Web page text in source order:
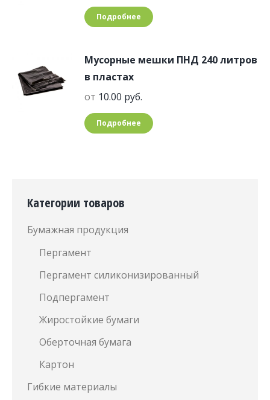
Подробнее
Мусорные мешки ПНД 240 литров
в пластах
от 10.00 руб.
Подробнее
Категории товаров
Бумажная продукция
Пергамент
Пергамент силиконизированный
Подпергамент
Жиростойкие бумаги
Оберточная бумага
Картон
Гибкие материалы